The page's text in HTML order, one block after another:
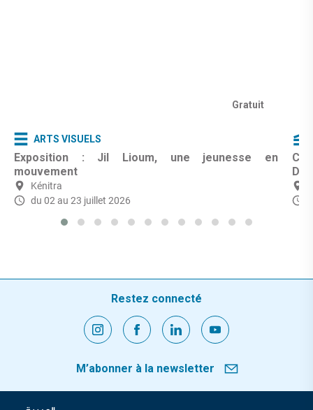
Gratuit
ARTS VISUELS
Exposition : Jil Lioum, une jeunesse en
mouvement
Kénitra
du 02 au 23 juillet 2026
Restez connecté
M’abonner à la newsletter